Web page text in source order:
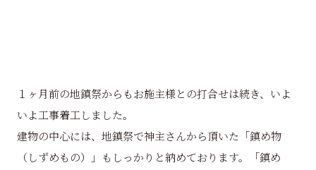
１ヶ月前の地鎮祭からもお施主様との打合せは続き、いよ
いよ工事着工しました。
建物の中心には、地鎮祭で神主さんから頂いた「鎮め物
（しずめもの）」もしっかりと納めております。「鎮め